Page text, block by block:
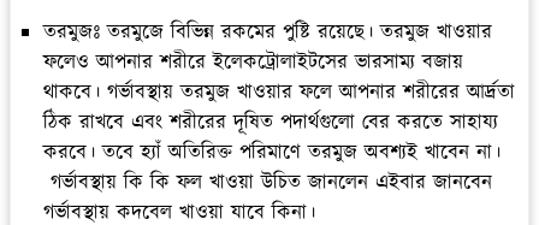
তরমুজঃ তরমুজে বিভিন্ন রকমের পুষ্টি রয়েছে। তরমুজ খাওয়ার
ফলেও আপনার শরীরে ইলেকট্রোলাইটসের ভারসাম্য বজায়
থাকবে। গর্ভাবস্থায় তরমুজ খাওয়ার ফলে আপনার শরীরের আর্দ্রতা
ঠিক রাখবে এবং শরীরের দূষিত পদার্থগুলো বের করতে সাহায্য
করবে। তবে হ্যাঁ অতিরিক্ত পরিমাণে তরমুজ অবশ্যই খাবেন না।
গর্ভাবস্থায় কি কি ফল খাওয়া উচিত জানলেন এইবার জানবেন
গর্ভাবস্থায় কদবেল খাওয়া যাবে কিনা।